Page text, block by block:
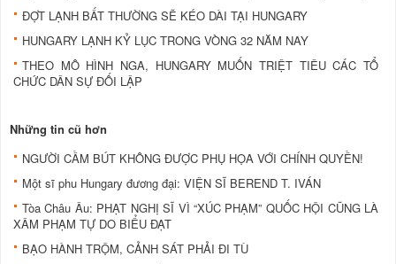
ĐỢT LẠNH BẤT THƯỜNG SẼ KÉO DÀI TẠI HUNGARY
HUNGARY LẠNH KỶ LỤC TRONG VÒNG 32 NĂM NAY
THEO MÔ HÌNH NGA, HUNGARY MUỐN TRIỆT TIÊU CÁC TỔ
CHỨC DÂN SỰ ĐỐI LẬP
Những tin cũ hơn
NGƯỜI CẦM BÚT KHÔNG ĐƯỢC PHỤ HỌA VỚI CHÍNH QUYỀN!
Một sĩ phu Hungary đương đại: VIỆN SĨ BEREND T. IVÁN
Tòa Châu Âu: PHẠT NGHỊ SĨ VÌ “XÚC PHẠM” QUỐC HỘI CŨNG LÀ
XÂM PHẠM TỰ DO BIỂU ĐẠT
BẠO HÀNH TRỘM, CẢNH SÁT PHẢI ĐI TÙ